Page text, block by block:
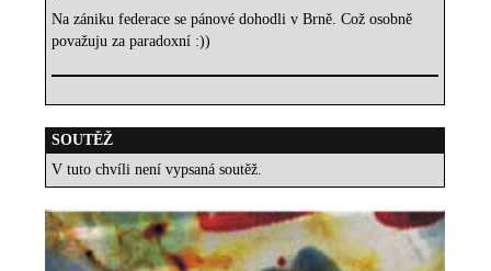
Na zániku federace se pánové dohodli v Brně. Což osobně
považuju za paradoxní :))
SOUTĚŽ
V tuto chvíli není vypsaná soutěž.